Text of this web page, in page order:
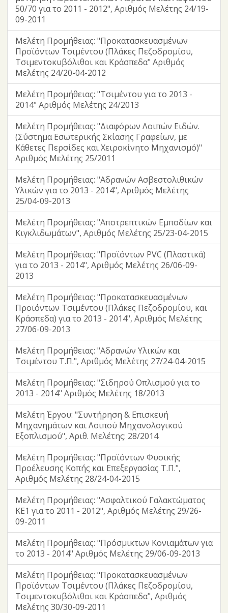
50/70 για το 2011 - 2012", Αριθμός Μελέτης 24/19-
09-2011
Μελέτη Προμήθειας: "Προκατασκευασμένων
Προϊόντων Τσιμέντου (Πλάκες Πεζοδρομίου,
Τσιμεντοκυβόλιθοι και Κράσπεδα" Αριθμός
Μελέτης 24/20-04-2012
Μελέτη Προμήθειας: "Τσιμέντου για το 2013 -
2014" Αριθμός Μελέτης 24/2013
Μελέτη Προμήθειας: "Διαφόρων Λοιπών Ειδών.
(Σύστημα Εσωτερικής Σκίασης Γραφείων, με
Κάθετες Περσίδες και Χειροκίνητο Μηχανισμό)"
Αριθμός Μελέτης 25/2011
Μελέτη Προμήθειας: "Αδρανών Ασβεστολιθικών
Υλικών για το 2013 - 2014", Αριθμός Μελέτης
25/04-09-2013
Μελέτη Προμήθειας: "Αποτρεπτικών Εμποδίων και
Κιγκλιδωμάτων", Αριθμός Μελέτης 25/23-04-2015
Μελέτη Προμήθειας: "Προϊόντων PVC (Πλαστικά)
για το 2013 - 2014", Αριθμός Μελέτης 26/06-09-
2013
Μελέτη Προμήθειας: "Προκατασκευασμένων
Προϊόντων Τσιμέντου (Πλάκες Πεζοδρομίου, και
Κράσπεδα) για το 2013 - 2014", Αριθμός Μελέτης
27/06-09-2013
Μελέτη Προμήθειας: "Αδρανών Υλικών και
Τσιμέντου Τ.Π.", Αριθμός Μελέτης 27/24-04-2015
Μελέτη Προμήθειας: "Σιδηρού Οπλισμού για το
2013 - 2014" Αριθμός Μελέτης 18/2013
Μελέτη Έργου: "Συντήρηση & Επισκευή
Μηχανημάτων και Λοιπού Μηχανολογικού
Εξοπλισμού", Αριθ. Μελέτης: 28/2014
Μελέτη Προμήθειας: "Προϊόντων Φυσικής
Προέλευσης Κοπής και Επεξεργασίας Τ.Π.",
Αριθμός Μελέτης 28/24-04-2015
Μελέτη Προμήθειας: "Ασφαλτικού Γαλακτώματος
ΚΕ1 για το 2011 - 2012", Αριθμός Μελέτης 29/26-
09-2011
Μελέτη Προμήθειας: "Πρόσμικτων Κονιαμάτων για
το 2013 - 2014" Αριθμός Μελέτης 29/06-09-2013
Μελέτη Προμήθειας: "Προκατασκευασμένων
Προϊόντων Τσιμέντου (Πλάκες Πεζοδρομίου,
Τσιμεντοκυβόλιθοι και Κράσπεδα", Αριθμός
Μελέτης 30/30-09-2011